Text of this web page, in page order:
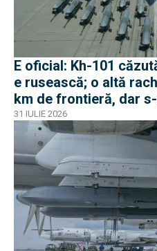
E oficial: Kh-101
e rusească; o altă
km de frontieră, dar
31 IULIE 2026